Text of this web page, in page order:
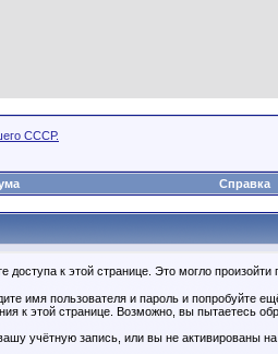
СССР.
Справка
к этой странице. Это могло произойти
имя пользователя и пароль и попробуйте
к этой странице. Возможно, вы пытаетесь
учётную запись, или вы не активированы